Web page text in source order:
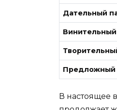
Дательный
Предложный
В настоящее